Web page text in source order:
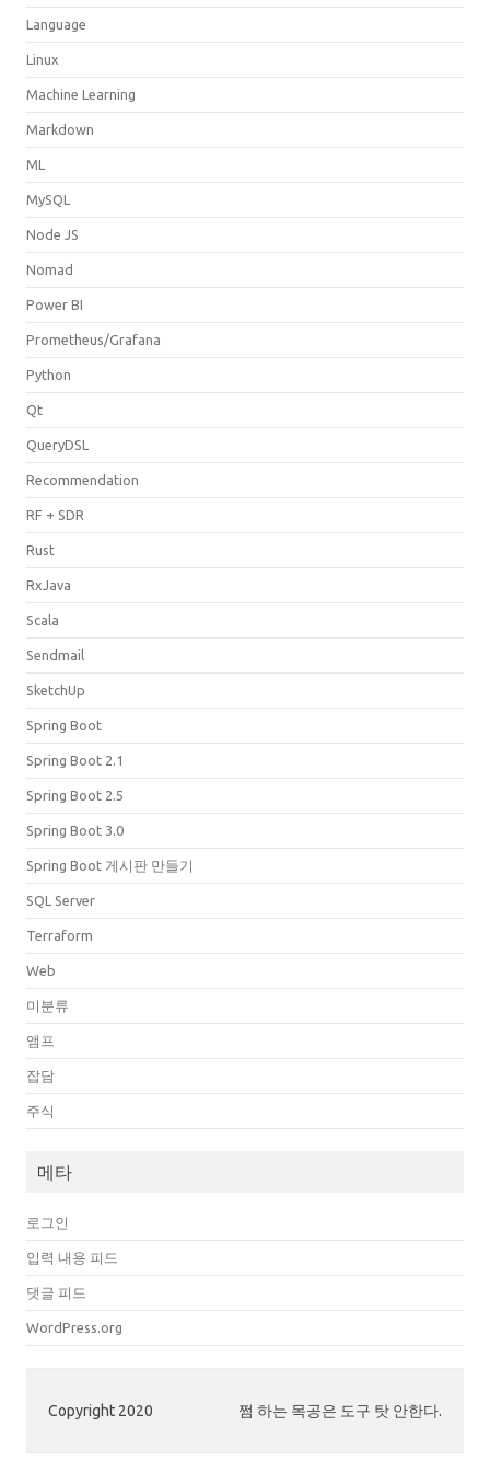
Language
Linux
Machine Learning
Markdown
ML
MySQL
Node JS
Nomad
Power BI
Prometheus/Grafana
Python
Qt
QueryDSL
Recommendation
RF + SDR
Rust
RxJava
Scala
Sendmail
SketchUp
Spring Boot
Spring Boot 2.1
Spring Boot 2.5
Spring Boot 3.0
Spring Boot 게시판 만들기
SQL Server
Terraform
Web
미분류
앰프
잡담
주식
메타
로그인
입력 내용 피드
댓글 피드
WordPress.org
Copyright 2020 쩜 하는 목공은 도구 탓 안한다.